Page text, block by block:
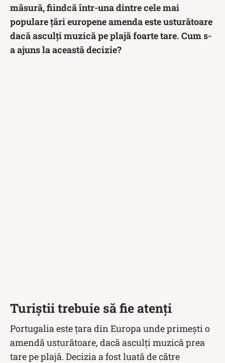
măsură, fiindcă într-una dintre cele mai
populare țări europene amenda este usturătoare
dacă asculți muzică pe plajă foarte tare. Cum s-
a ajuns la această decizie?
Turiștii trebuie să fie atenți
Portugalia este țara din Europa unde primești o
amendă usturătoare, dacă asculți muzică prea
tare pe plajă. Decizia a fost luată de către